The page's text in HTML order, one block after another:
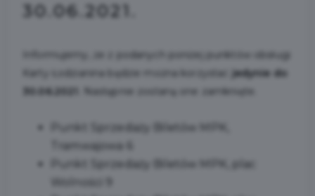
30.06.2021.
jedynie do
30.06.2021
. Następnie zostaną one zamknięte.
Punkt Sprzedaży Biletów MPK,
Tramwajowa 6
Punkt Sprzedaży Biletów MPK, plac